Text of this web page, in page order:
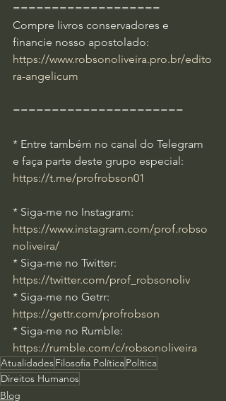
===================
Compre livros conservadores e
financie nosso apostolado:
https://www.robsonoliveira.pro.br/edito
ra-angelicum
======================
* Entre também no canal do Telegram
e faça parte deste grupo especial:
https://t.me/profrobson01​​
* Siga-me no Instagram:
https://www.instagram.com/prof.robso
noliveira/
* Siga-me no Twitter:
https://twitter.com/prof_robsonoliv
* Siga-me no Getrr:
https://gettr.com/profrobson
* Siga-me no Rumble:
https://rumble.com/c/robsonoliveira
AtualidadesFilosofia PolíticaPolítica
Direitos Humanos
Blog